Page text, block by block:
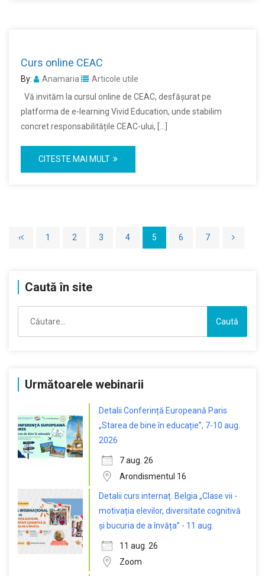
Curs online CEAC
By: Anamaria
Articole utile
Vă invităm la cursul online de CEAC, desfășurat pe
platforma de e-learning Vivid Education, unde stabilim
concret responsabilitățile CEAC-ului, […]
CITESTE MAI MULT
‹ 1 2 3 4 5 6 7
Caută în site
după:
Următoarele webinarii
Detalii Conferință Europeană Paris
„Starea de bine în educație”, 7-10 aug.
2026
7 aug. 26
Arondismentul 16
Detalii curs internaț. Belgia „Clase vii -
motivația elevilor, diversitate cognitivă
și bucuria de a învăța” - 11 aug.
11 aug. 26
Zoom